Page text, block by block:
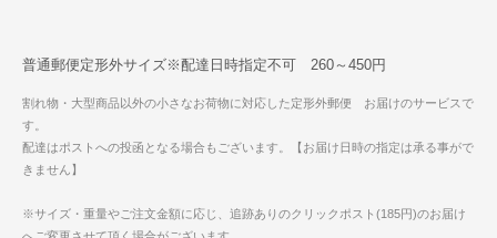
普通郵便定形外サイズ※配達日時指定不可 260～450円
割れ物・大型商品以外の小さなお荷物に対応した定形外郵便 お届けのサービスで
す。
配達はポストへの投函となる場合もございます。【お届け日時の指定は承る事がで
きません】
※サイズ・重量やご注文金額に応じ、追跡ありのクリックポスト(185円)のお届け